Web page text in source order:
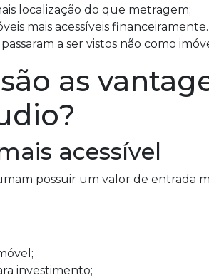
localização do que metragem;
mais acessíveis financeiramente.
a ser vistos não como
as
acessível
possuir um valor de entrada
investimento;